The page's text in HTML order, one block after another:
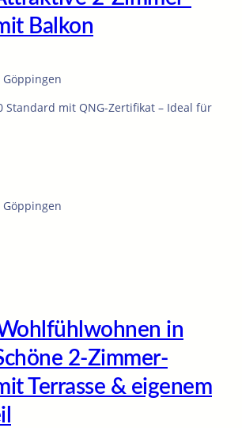
Balkon
Göppingen
Standard mit QNG-Zertifikat – Ideal für
Göppingen
in
2-Zimmer-
Terrasse & eigenem